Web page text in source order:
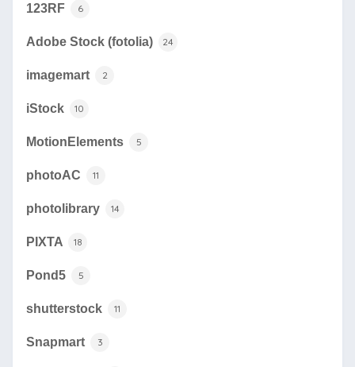
123RF 6
Adobe Stock (fotolia) 24
imagemart 2
iStock 10
MotionElements 5
photoAC 11
photolibrary 14
PIXTA 18
Pond5 5
shutterstock 11
Snapmart 3